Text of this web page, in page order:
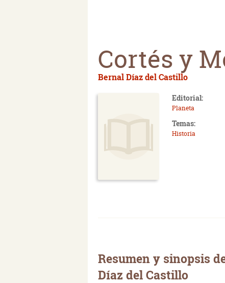
Cortés y
Bernal Díaz del Castillo
Editorial:
Planeta
Temas:
Historia
Resumen y sinopsis
Díaz del Castillo